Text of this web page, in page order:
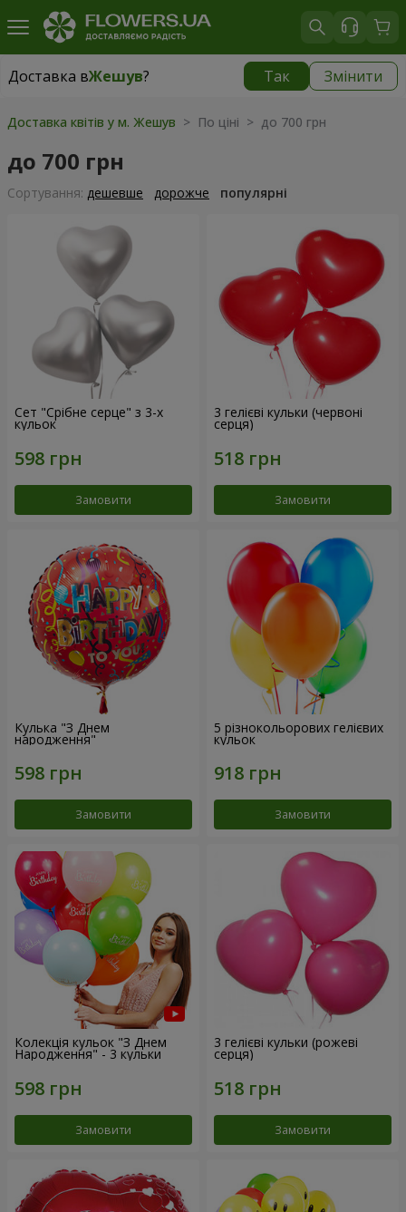
Доставка вЖешув? Так Змінити
Доставка вЖешув|
Доставка квітів у м. Жешув > По ціні > до 700 грн
до 700 грн
Сортування: дешевше дорожче популярні
Сет "Срібне серце" з 3-х
кульок
Замовити
3 гелієві кульки (червоні
серця)
Замовити
Кулька "З Днем
народження"
Замовити
5 різнокольорових гелієвих
кульок
Замовити
Колекція кульок "З Днем
Народження" - 3 кульки
Замовити
3 гелієві кульки (рожеві
серця)
Замовити